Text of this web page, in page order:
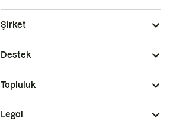
Şirket
Destek
Topluluk
Legal